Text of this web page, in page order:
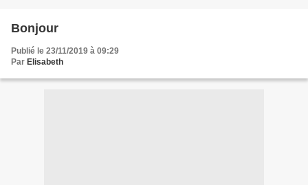
Bonjour
Publié le 23/11/2019 à 09:29
Par Elisabeth